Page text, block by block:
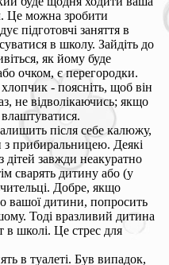
Це можна зробити
підготовчі заняття в
в школу. Зайдіть до
як йому буде
очком, є перегородки.
- поясніть, щоб він
не відволікаючись; якщо
після себе калюжу,
прибиральницею. Деякі
завжди неакуратно
сварять дитину або (у
Добре, якщо
вашої дитини, попросить
Тоді вразливий дитина
в школі. Це стрес для
в туалеті. Був випадок,